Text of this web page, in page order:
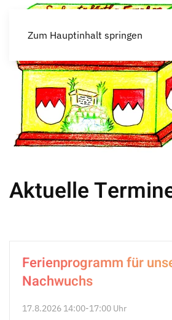
Zum Hauptinhalt springen
Aktuelle
Ferienprogramm für
Nachwuchs
17.8.2026 14:00-17:00 Uhr